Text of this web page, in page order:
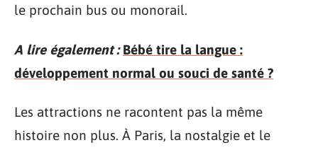
le prochain bus ou monorail.
A lire également : Bébé tire la langue :
développement normal ou souci de santé ?
Les attractions ne racontent pas la même
histoire non plus. À Paris, la nostalgie et le